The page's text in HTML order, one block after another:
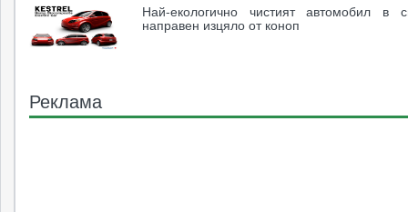
Най-екологично чистият автомобил в
направен изцяло от коноп
Реклама